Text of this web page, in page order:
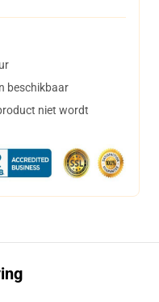
beschikbaar
niet wordt